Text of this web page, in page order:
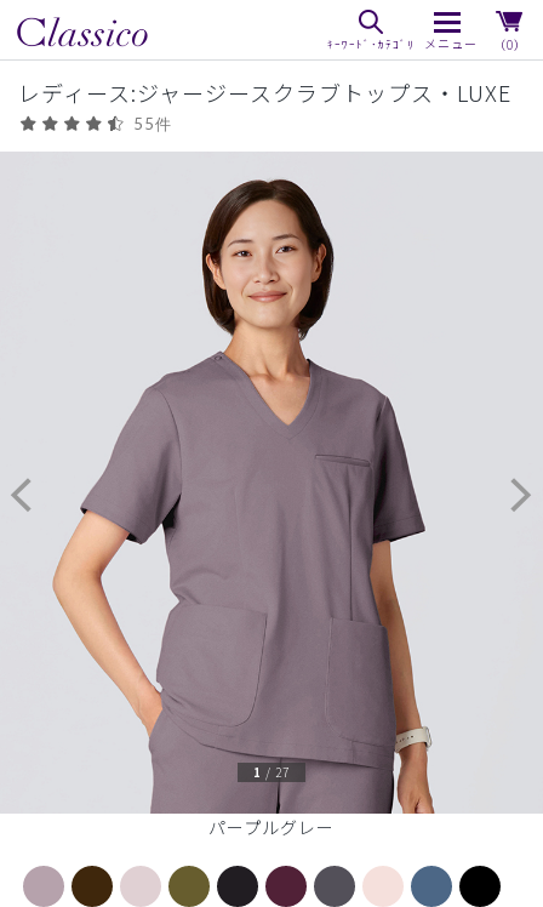
（0）
レディース:ジャージースクラブトップス・LUXE
55件
パープルグレー
1 / 27